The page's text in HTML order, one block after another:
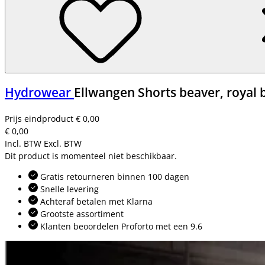
Hydrowear Ellwangen Shorts beaver, royal
Prijs eindproduct € 0,00
€ 0,00
Incl. BTW Excl. BTW
Dit product is momenteel niet beschikbaar.
Gratis retourneren binnen 100 dagen
Snelle levering
Achteraf betalen met Klarna
Grootste assortiment
Klanten beoordelen Proforto met een 9.6